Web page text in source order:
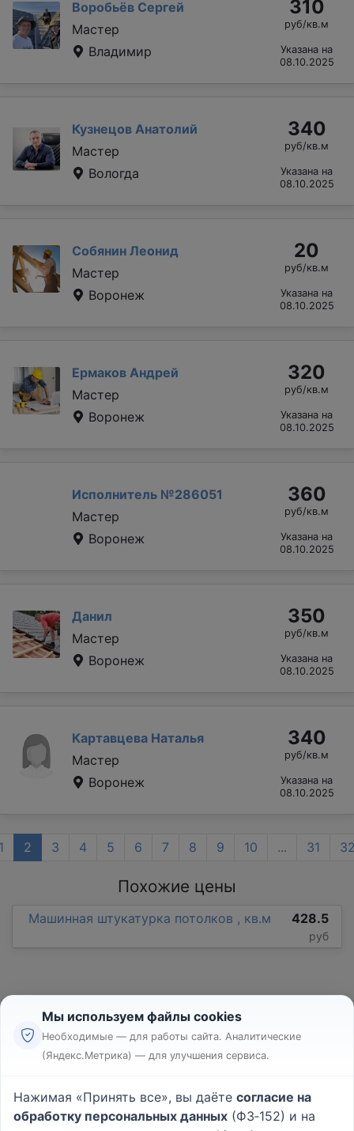
Воробьёв Сергей
Мастер
Владимир
310
руб/кв.м
Указана на
08.10.2025
Кузнецов Анатолий
Мастер
Вологда
340
руб/кв.м
Указана на
08.10.2025
Собянин Леонид
Мастер
Воронеж
20
руб/кв.м
Указана на
08.10.2025
Ермаков Андрей
Мастер
Воронеж
320
руб/кв.м
Указана на
08.10.2025
Исполнитель №286051
Мастер
Воронеж
360
руб/кв.м
Указана на
08.10.2025
Данил
Мастер
Воронеж
350
руб/кв.м
Указана на
08.10.2025
Картавцева Наталья
Мастер
Воронеж
340
руб/кв.м
Указана на
08.10.2025
2 3 4 5 6 7 8 9 10 ... 31
Похожие цены
Машинная штукатурка потолков , кв.м 428.5
руб
Реклама
Пользовательское соглашение
Политика конфиденциальности
Мы используем файлы cookies
Необходимые — для работы сайта. Аналитические
(Яндекс.Метрика) — для улучшения сервиса.
Нажимая «Принять все», вы даёте согласие на
обработку персональных данных (ФЗ‑152) и на